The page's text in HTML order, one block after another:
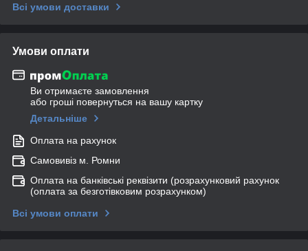
Всі умови доставки
Умови оплати
Ви отримаєте замовлення
або гроші повернуться на вашу картку
Детальніше
Оплата на рахунок
Самовивіз м. Ромни
Оплата на банківські реквізити (розрахунковий рахунок
(оплата за безготівковим розрахунком)
Всі умови оплати